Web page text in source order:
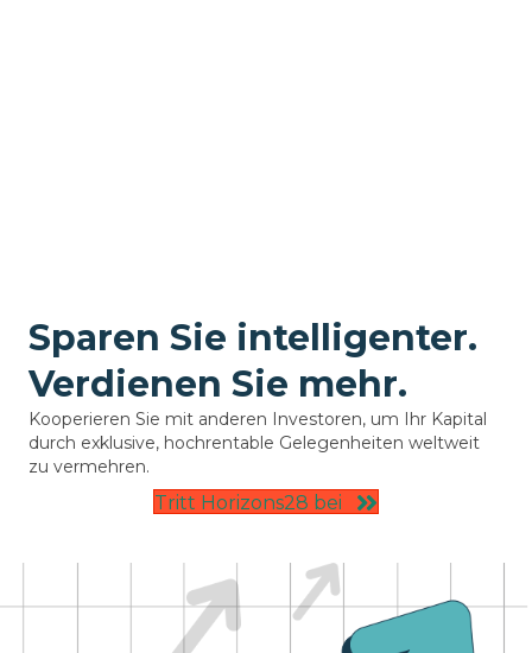
Sparen Sie intelligenter.
Verdienen Sie mehr.
Kooperieren Sie mit anderen Investoren, um Ihr Kapital
durch exklusive, hochrentable Gelegenheiten weltweit
zu vermehren.
Tritt Horizons28 bei